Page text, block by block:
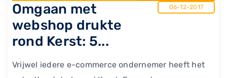
Omgaan met
webshop drukte
rond Kerst: 5...
06-12-2017
Vrijwel iedere e-commerce ondernemer heeft het